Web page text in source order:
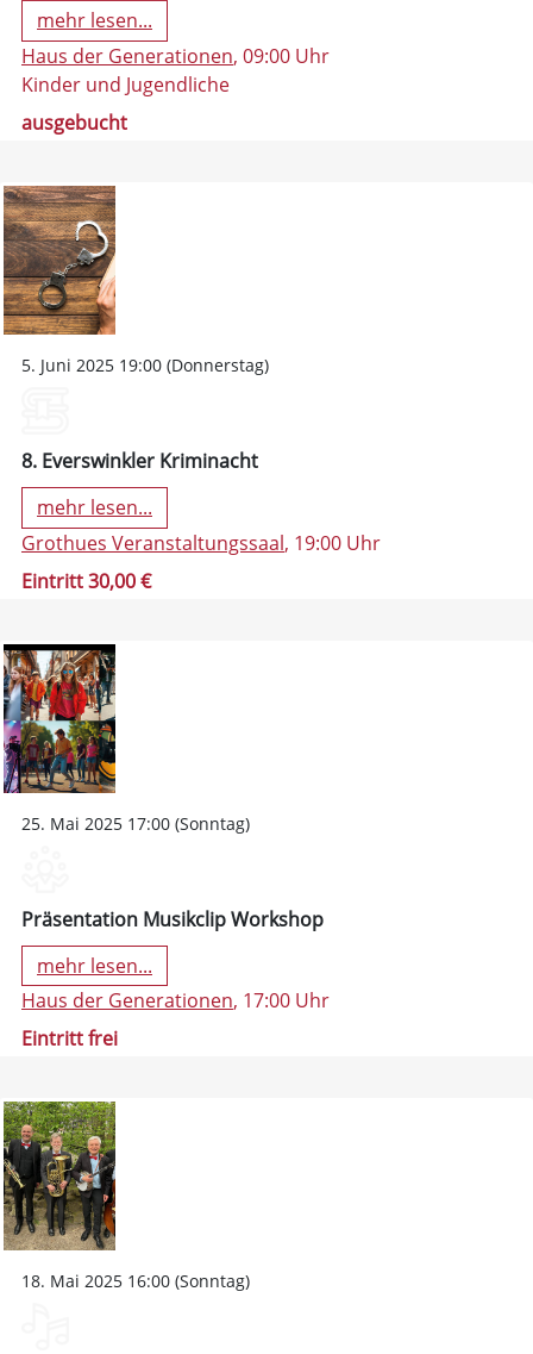
mehr lesen...
Haus der Generationen, 09:00 Uhr
Kinder und Jugendliche
ausgebucht
5. Juni 2025 19:00 (Donnerstag)
8. Everswinkler Kriminacht
mehr lesen...
Grothues Veranstaltungssaal, 19:00 Uhr
Eintritt 30,00 €
25. Mai 2025 17:00 (Sonntag)
Präsentation Musikclip Workshop
mehr lesen...
Haus der Generationen, 17:00 Uhr
Eintritt frei
18. Mai 2025 16:00 (Sonntag)